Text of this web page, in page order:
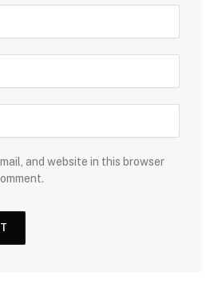
and website in this browser